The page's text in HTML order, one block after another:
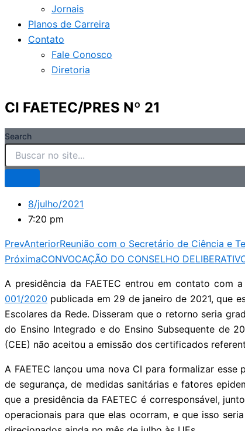
Jornais
Planos de Carreira
Contato
Fale Conosco
Diretoria
CI FAETEC/PRES Nº 21
Search
8/julho/2021
7:20 pm
PrevAnteriorReunião com o Secretário de Ciência e
PróximaCONVOCAÇÃO DO CONSELHO
A presidência da FAETEC entrou em contato com
001/2020 publicada em 29 de janeiro de 2021, que
Escolares da Rede. Disseram que o retorno seria
do Ensino Integrado e do Ensino Subsequente de
(CEE) não aceitou a emissão dos certificados
A FAETEC lançou uma nova CI para formalizar esse
de segurança, de medidas sanitárias e fatores
que a presidência da FAETEC é corresponsável,
operacionais para que elas ocorram, e que isso